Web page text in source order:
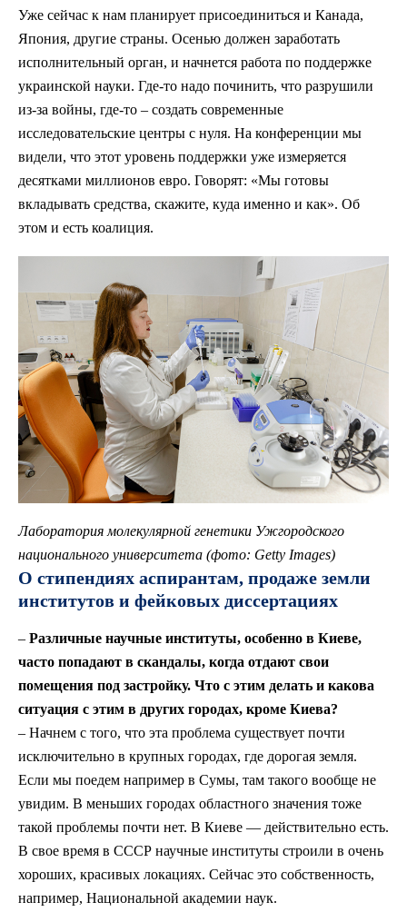
Уже сейчас к нам планирует присоединиться и Канада,
Япония, другие страны. Осенью должен заработать
исполнительный орган, и начнется работа по поддержке
украинской науки. Где-то надо починить, что разрушили
из-за войны, где-то – создать современные
исследовательские центры с нуля. На конференции мы
видели, что этот уровень поддержки уже измеряется
десятками миллионов евро. Говорят: «Мы готовы
вкладывать средства, скажите, куда именно и как». Об
этом и есть коалиция.
Лаборатория молекулярной генетики Ужгородского
национального университета (фото: Getty Images)
О стипендиях аспирантам, продаже земли
институтов и фейковых диссертациях
– Различные научные институты, особенно в Киеве,
часто попадают в скандалы, когда отдают свои
помещения под застройку. Что с этим делать и какова
ситуация с этим в других городах, кроме Киева?
– Начнем с того, что эта проблема существует почти
исключительно в крупных городах, где дорогая земля.
Если мы поедем например в Сумы, там такого вообще не
увидим. В меньших городах областного значения тоже
такой проблемы почти нет. В Киеве — действительно есть.
В свое время в СССР научные институты строили в очень
хороших, красивых локациях. Сейчас это собственность,
например, Национальной академии наук.